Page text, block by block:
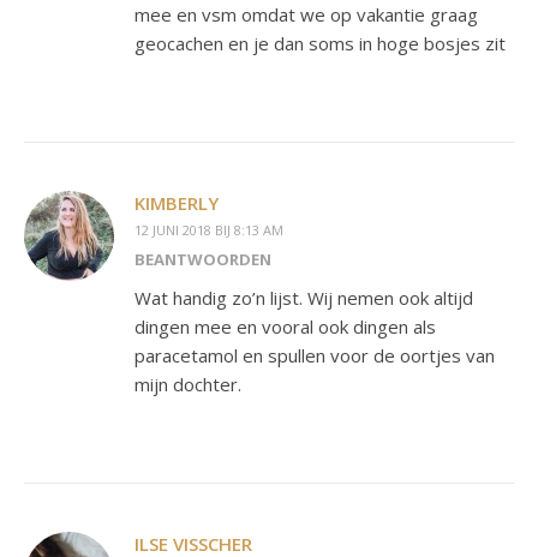
mee en vsm omdat we op vakantie graag
geocachen en je dan soms in hoge bosjes zit
KIMBERLY
12 JUNI 2018 BIJ 8:13 AM
BEANTWOORDEN
Wat handig zo’n lijst. Wij nemen ook altijd
dingen mee en vooral ook dingen als
paracetamol en spullen voor de oortjes van
mijn dochter.
ILSE VISSCHER